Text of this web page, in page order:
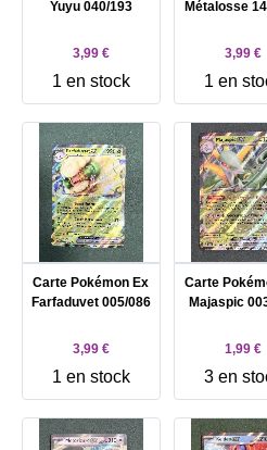
Yuyu 040/193
3,99 €
1 en stock
Métalosse
3,99 €
1 en
Carte Pokémon Ex
Farfaduvet 005/086
3,99 €
1 en stock
Carte
Majaspic
1,99 €
3 en